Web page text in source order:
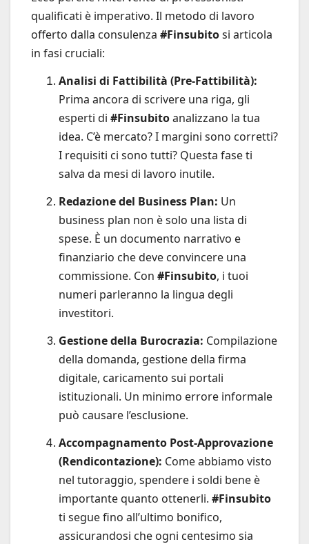
qualificati è imperativo. Il metodo di lavoro
offerto dalla consulenza #Finsubitosi articola
in fasi cruciali:
Analisi di Fattibilità (Pre-Fattibilità):
Prima ancora di scrivere una riga, gli
esperti di #Finsubitoanalizzano la tua
idea. C’è mercato? I margini sono corretti?
I requisiti ci sono tutti? Questa fase ti
salva da mesi di lavoro inutile.
Redazione del Business Plan: Un
business plan non è solo una lista di
spese. È un documento narrativo e
finanziario che deve convincere una
commissione. Con #Finsubito, i tuoi
numeri parleranno la lingua degli
investitori.
Gestione della Burocrazia: Compilazione
della domanda, gestione della firma
digitale, caricamento sui portali
istituzionali. Un minimo errore informale
può causare l’esclusione.
Accompagnamento Post-Approvazione
(Rendicontazione): Come abbiamo visto
nel tutoraggio, spendere i soldi bene è
importante quanto ottenerli. #Finsubito
ti segue fino all’ultimo bonifico,
assicurandosi che ogni centesimo sia